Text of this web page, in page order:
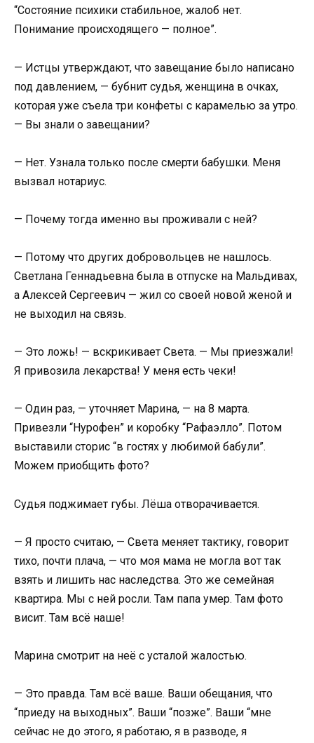
“Состояние психики стабильное, жалоб нет.
Понимание происходящего — полное”.
— Истцы утверждают, что завещание было написано
под давлением, — бубнит судья, женщина в очках,
которая уже съела три конфеты с карамелью за утро.
— Вы знали о завещании?
— Нет. Узнала только после смерти бабушки. Меня
вызвал нотариус.
— Почему тогда именно вы проживали с ней?
— Потому что других добровольцев не нашлось.
Светлана Геннадьевна была в отпуске на Мальдивах,
а Алексей Сергеевич — жил со своей новой женой и
не выходил на связь.
— Это ложь! — вскрикивает Света. — Мы приезжали!
Я привозила лекарства! У меня есть чеки!
— Один раз, — уточняет Марина, — на 8 марта.
Привезли “Нурофен” и коробку “Рафаэлло”. Потом
выставили сторис “в гостях у любимой бабули”.
Можем приобщить фото?
Судья поджимает губы. Лёша отворачивается.
— Я просто считаю, — Света меняет тактику, говорит
тихо, почти плача, — что моя мама не могла вот так
взять и лишить нас наследства. Это же семейная
квартира. Мы с ней росли. Там папа умер. Там фото
висит. Там всё наше!
Марина смотрит на неё с усталой жалостью.
— Это правда. Там всё ваше. Ваши обещания, что
“приеду на выходных”. Ваши “позже”. Ваши “мне
сейчас не до этого, я работаю, я в разводе, я